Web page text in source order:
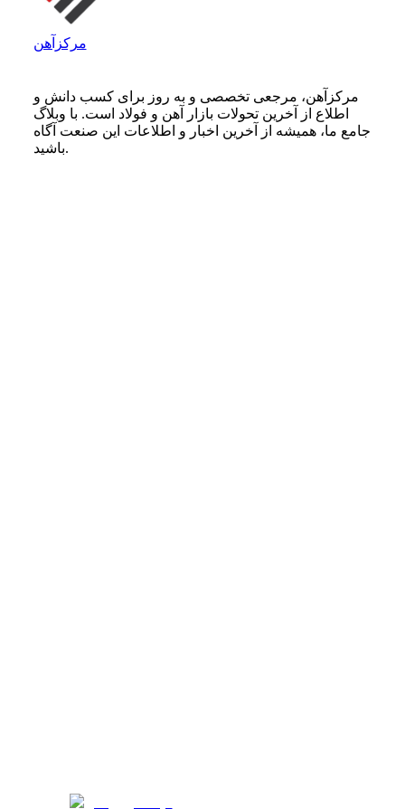
مرکزآهن
مرکزآهن، مرجعی تخصصی و به روز برای کسب دانش و
اطلاع از آخرین تحولات بازار آهن و فولاد است. با وبلاگ
جامع ما، همیشه از آخرین اخبار و اطلاعات این صنعت آگاه
باشید.